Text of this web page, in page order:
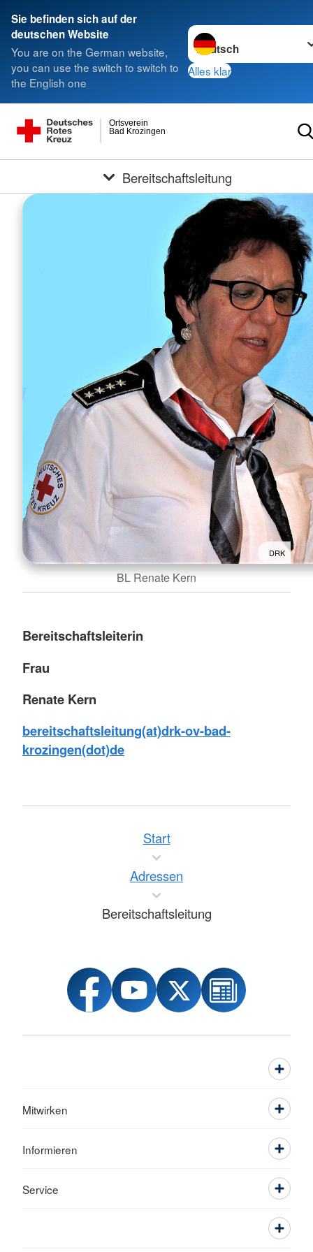
Sie befinden sich auf der
deutschen Website
You are on the German website,
you can use the switch to switch to
the English one
Sprache wechseln zu
Alles klar
Bad Krozingen
Ortsverein
Bereitschaftsleitung
DRK
BL Renate Kern
Bereitschaftsleiterin
Frau
Renate Kern
bereitschaftsleitung(at)drk-ov-bad-
krozingen(dot)de
Start
Adressen
Bereitschaftsleitung
Mitwirken
Informieren
Service